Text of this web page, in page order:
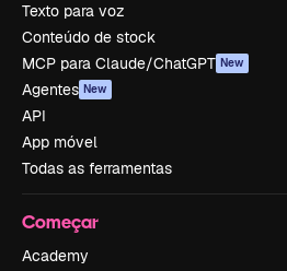
Texto para voz
Conteúdo de stock
MCP para Claude/ChatGPT New
Agentes New
API
App móvel
Todas as ferramentas
Começar
Academy